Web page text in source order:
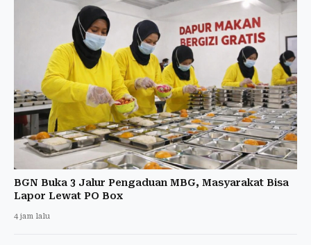
BGN Buka 3 Jalur Pengaduan MBG, Masyarakat Bisa
Lapor Lewat PO Box
4 jam lalu